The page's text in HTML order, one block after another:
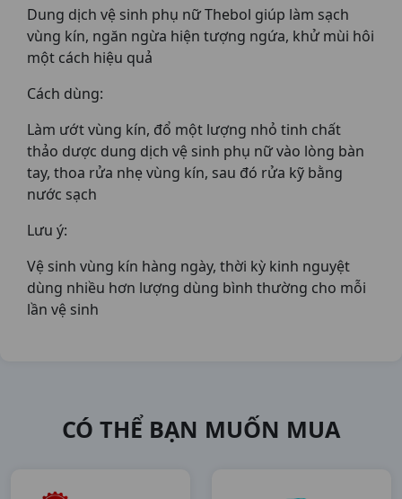
Dung dịch vệ sinh phụ nữ Thebol giúp làm sạch
vùng kín, ngăn ngừa hiện tượng ngứa, khử mùi hôi
một cách hiệu quả
Cách dùng:
Làm ướt vùng kín, đổ một lượng nhỏ tinh chất
thảo dược dung dịch vệ sinh phụ nữ vào lòng bàn
tay, thoa rửa nhẹ vùng kín, sau đó rửa kỹ bằng
nước sạch
Lưu ý:
Vệ sinh vùng kín hàng ngày, thời kỳ kinh nguyệt
dùng nhiều hơn lượng dùng bình thường cho mỗi
lần vệ sinh
CÓ THỂ BẠN MUỐN MUA